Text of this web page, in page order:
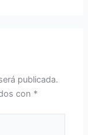
publicada.
con *